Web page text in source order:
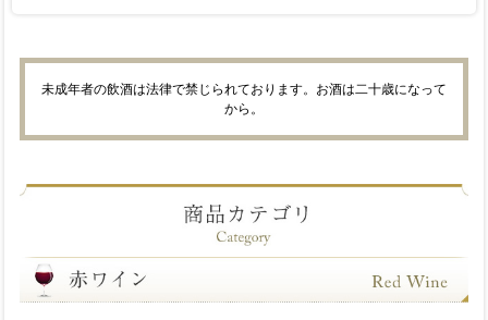
未成年者の飲酒は法律で禁じられております。お酒は二十歳になって
から。